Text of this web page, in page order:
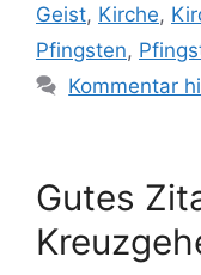
Geist, Kirche,
Pfingsten,
Kommentar
Gutes